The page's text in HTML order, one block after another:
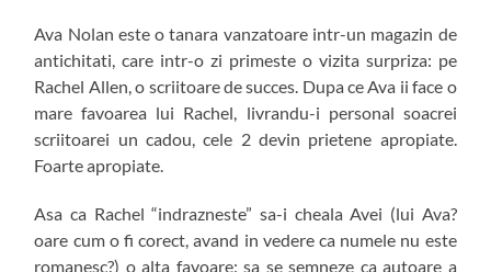
Ava Nolan este o tanara vanzatoare intr-un magazin de
antichitati, care intr-o zi primeste o vizita surpriza: pe
Rachel Allen, o scriitoare de succes. Dupa ce Ava ii face o
mare favoarea lui Rachel, livrandu-i personal soacrei
scriitoarei un cadou, cele 2 devin prietene apropiate.
Foarte apropiate.
Asa ca Rachel “indrazneste” sa-i cheala Avei (lui Ava?
oare cum o fi corect, avand in vedere ca numele nu este
romanesc?) o alta favoare: sa se semneze ca autoare a